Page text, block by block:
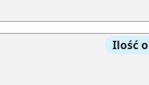
Ilość